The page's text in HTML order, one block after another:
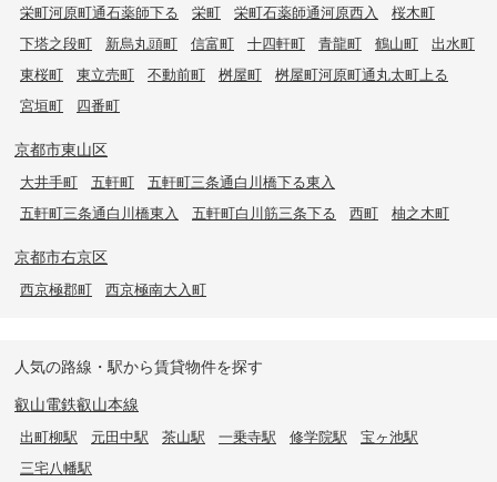
栄町河原町通石薬師下る
栄町 栄町石薬師通河原西入
桜木町
下塔之段町
新烏丸頭町 信富町 十四軒町 青龍町 鶴山町
出水町
東桜町
東立売町 不動前町 桝屋町
桝屋町河原町通丸太町上る
宮垣町
四番町
京都市東山区
大井手町 五軒町
五軒町三条通白川橋下る東入
五軒町三条通白川橋東入
五軒町白川筋三条下る 西町 柚之木町
京都市右京区
西京極郡町 西京極南大入町
人気の路線・駅から賃貸物件を探す
叡山電鉄叡山本線
出町柳駅 元田中駅 茶山駅 一乗寺駅 修学院駅
宝ヶ池駅
三宅八幡駅